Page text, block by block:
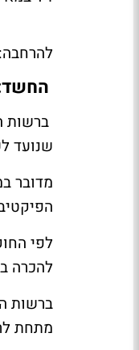
להרחבה:
שנועד
מדובר
להכרה
מתחת